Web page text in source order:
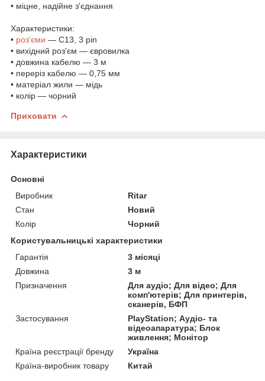
• міцне, надійне з'єднання
Характеристики:
• роз'єми — C13, 3 pin
• вихідний роз'єм — євровилка
• довжина кабелю — 3 м
• переріз кабелю — 0,75 мм
• матеріал жили — мідь
• колір — чорний
Приховати
Характеристики
Основні
Виробник
Ritar
Стан
Новий
Колір
Чорний
Користувальницькі характеристики
Гарантія
3 місяці
Довжина
3 м
Призначення
Для аудіо; Для відео; Для
комп'ютерів; Для принтерів,
сканерів, БФП
Застосування
PlayStation; Аудіо- та
відеоапаратура; Блок
живлення; Монітор
Країна реєстрації бренду
Україна
Країна-виробник товару
Китай